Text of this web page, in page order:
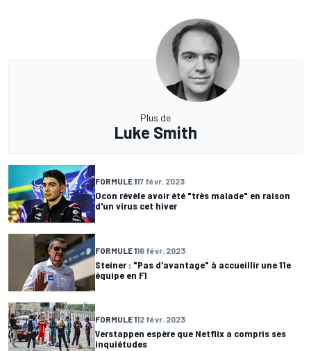
Plus de
Luke Smith
FORMULE 117 févr. 2023
Ocon révèle avoir été "très malade" en raison
d'un virus cet hiver
FORMULE 116 févr. 2023
Steiner : "Pas d'avantage" à accueillir une 11e
équipe en F1
FORMULE 112 févr. 2023
Verstappen espère que Netflix a compris ses
inquiétudes